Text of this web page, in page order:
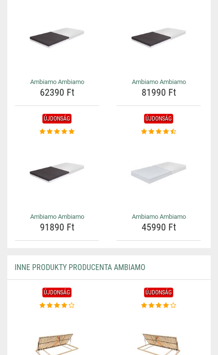
Ambiamo Ambiamo
62390 Ft
Ambiamo Ambiamo
81990 Ft
ÚJDONSÁG
Ambiamo Ambiamo
91890 Ft
ÚJDONSÁG
Ambiamo Ambiamo
45990 Ft
INNE PRODUKTY PRODUCENTA AMBIAMO
ÚJDONSÁG ÚJDONSÁG